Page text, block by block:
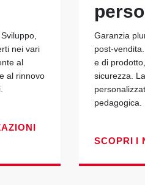
nei vari
al
al rinnovo
Garanzia
post-
e di
sicurezza.
pedagogica.
SCOPRI I